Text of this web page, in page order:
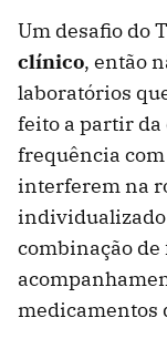
Um desafio do
clínico, então
laboratórios
feito a partir da
frequência
interferem na
individualizado
combinação de
medicamentos